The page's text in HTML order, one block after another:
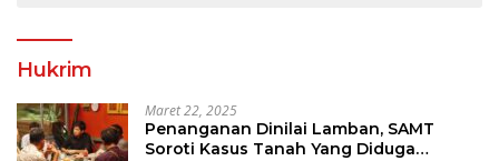
Hukrim
Maret 22, 2025
Penanganan Dinilai Lamban, SAMT
Soroti Kasus Tanah Yang Diduga